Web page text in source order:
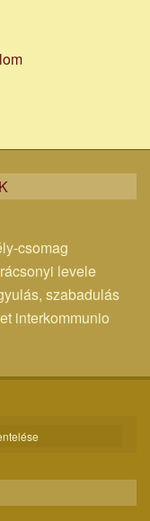
csomag
levele
szabadulás
interkommunio